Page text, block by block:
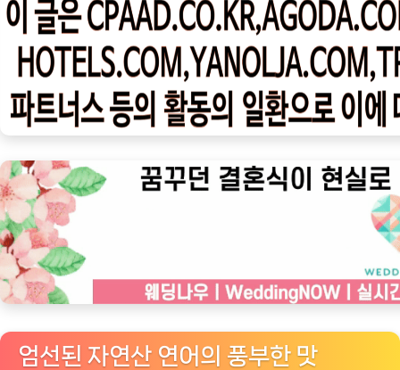
우
ㅣ
인
기
상
고
품
회
엄선된 자연산 연어의 풍부한 맛